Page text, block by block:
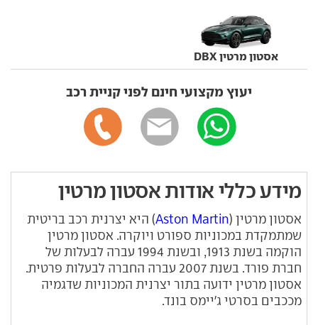
אסטון מרטין DBX
יעוץ מקצועי חינם לפני קניית רכב
מידע כללי אודות אסטון מרטין
אסטון מרטין (Aston Martin) היא יצרנית רכב בריטית
שמתמקדת במכוניות ספורט ויוקרה. אסטון מרטין
הוקמה בשנת 1913, ובשנת 1994 עברה לבעלות של
חברת פורד. בשנת 2007 עברה החברה לבעלות פרטית.
אסטון מרטין ידועה בתור יצרנית המכוניות שדגמיה
מככבים בסרטי ג'יימס בונד.